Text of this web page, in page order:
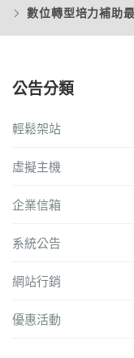
數位轉型培力補助
公告分類
輕鬆架站
虛擬主機
企業信箱
系統公告
網站行銷
優惠活動